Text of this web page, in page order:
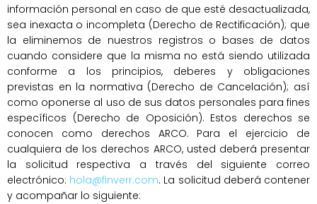
información personal en caso de que esté desactualizada,
sea inexacta o incompleta (Derecho de Rectificación); que
la eliminemos de nuestros registros o bases de datos
cuando considere que la misma no está siendo utilizada
conforme a los principios, deberes y obligaciones
previstas en la normativa (Derecho de Cancelación); así
como oponerse al uso de sus datos personales para fines
específicos (Derecho de Oposición). Estos derechos se
conocen como derechos ARCO. Para el ejercicio de
cualquiera de los derechos ARCO, usted deberá presentar
la solicitud respectiva a través del siguiente correo
electrónico: hola@finverr.com. La solicitud deberá contener
y acompañar lo siguiente: